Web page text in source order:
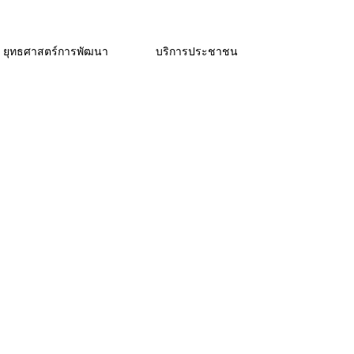
ยุทธศาสตร์การพัฒนา บริการประชาชน